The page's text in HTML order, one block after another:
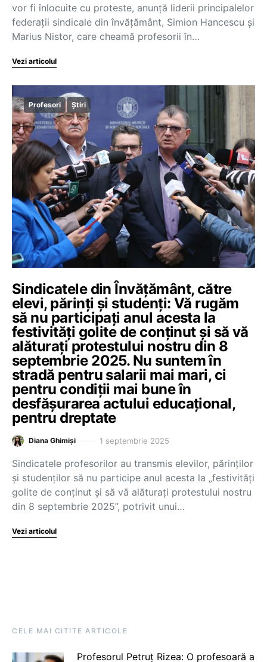
vor fi înlocuite cu proteste, anunță liderii principalelor
federații sindicale din învățământ, Simion Hancescu și
Marius Nistor, care cheamă profesorii în…
Vezi articolul
Profesori Știri
Sindicatele din Învățământ, către
elevi, părinți și studenți: Vă rugăm
să nu participați anul acesta la
festivități golite de conținut și să vă
alăturați protestului nostru din 8
septembrie 2025. Nu suntem în
stradă pentru salarii mai mari, ci
pentru condiții mai bune în
desfășurarea actului educațional,
pentru dreptate
Diana Ghimiși 1 septembrie 2025
Sindicatele profesorilor au transmis elevilor, părinților
și studenților să nu participe anul acesta la „festivități
golite de conținut și să vă alăturați protestului nostru
din 8 septembrie 2025”, potrivit unui…
Vezi articolul
CELE MAI CITITE ARTICOLE
Profesorul Petruț Rizea: O profesoară a